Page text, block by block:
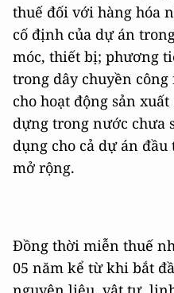
thuế đối với hàng hóa
cố định của dự án
móc, thiết bị; phương
trong dây chuyền
cho hoạt động sản
dựng trong nước chưa
dụng cho cả dự án
mở rộng.
Đồng thời miễn thuế
05 năm kể từ khi bắt